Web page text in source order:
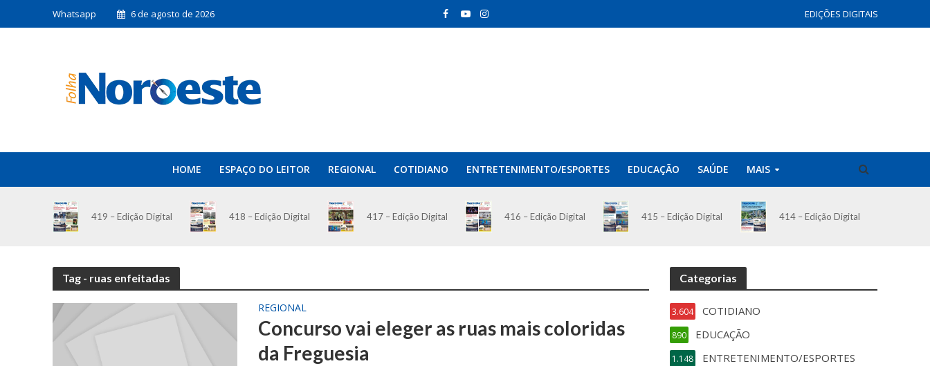
Whatsapp 6 de agosto de 2026 EDIÇÕES DIGITAIS
HOME ESPAÇO DO LEITOR REGIONAL COTIDIANO ENTRETENIMENTO/ESPORTES EDUCAÇÃO SAÚDE MAIS
419 – Edição Digital 418 – Edição Digital 417 – Edição Digital 416 – Edição Digital 415 – Edição Digital 414 – Edição Digital
Tag - ruas enfeitadas
REGIONAL
Concurso vai eleger as ruas mais coloridas
da Freguesia
Categorias
COTIDIANO
3.604
EDUCAÇÃO
890
ENTRETENIMENTO/ESPORTES
1.148